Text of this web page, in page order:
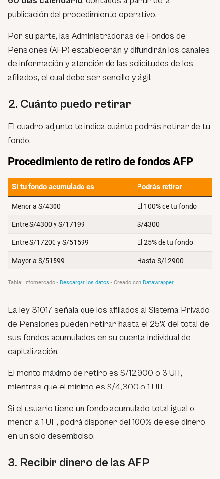
publicación del procedimiento operativo.
Por su parte, las Administradoras de Fondos de
Pensiones (AFP) establecerán y difundirán los canales
de información y atención de las solicitudes de los
afiliados, el cual debe ser sencillo y ágil.
2. Cuánto puedo retirar
El cuadro adjunto te indica cuánto podrás retirar de tu
fondo.
La ley 31017 señala que los afiliados al Sistema Privado
de Pensiones pueden retirar hasta el 25% del total de
sus fondos acumulados en su cuenta individual de
capitalización.
El monto máximo de retiro es S/12,900 o 3 UIT,
mientras que el mínimo es S/4,300 o 1 UIT.
Si el usuario tiene un fondo acumulado total igual o
menor a 1 UIT, podrá disponer del 100% de ese dinero
en un solo desembolso.
3. Recibir dinero de las AFP